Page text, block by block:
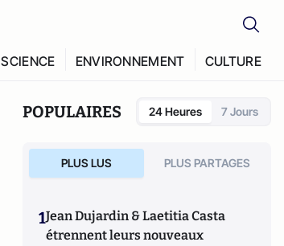
SCIENCE ENVIRONNEMENT CULTURE
POPULAIRES 24 Heures 7 Jours
PLUS LUS PLUS PARTAGES
1Jean Dujardin & Laetitia Casta
étrennent leurs nouveaux